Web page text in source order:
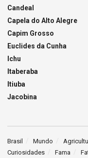
Candeal
Capela do Alto Alegre
Capim Grosso
Euclides da Cunha
Ichu
Itaberaba
Itiuba
Jacobina
Brasil Mundo
Curiosidades
Fama